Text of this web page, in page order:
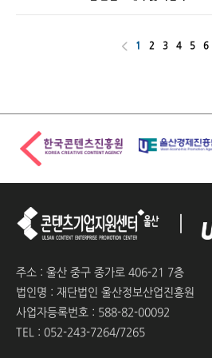
1 2 3 4 5 6
주소 : 울산 중구 종가로 406-21 7층
법인명 : 재단법인 울산정보산업진흥원
사업자등록번호 : 588-82-00092
TEL : 052-243-7264/7265